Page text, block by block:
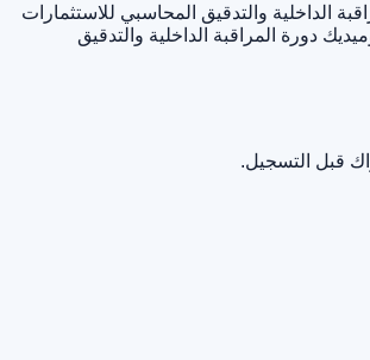
الداخلية والتدقيق المحاسبي للاستثمارات
دورة المراقبة الداخلية والتدقيق
قبل التسجيل.